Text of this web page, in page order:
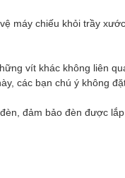
máy chiếu khỏi trầy
vít khác không liên
các bạn chú ý không
đảm bảo đèn được